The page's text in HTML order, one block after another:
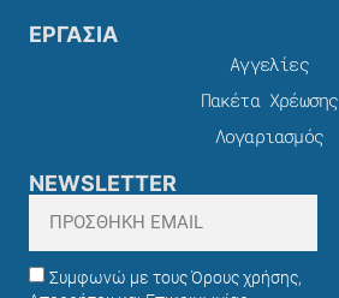
ΕΡΓΑΣΙΑ
Αγγελίες
Πακέτα Χρέωσης​
Λογαριασμός
NEWSLETTER
Συμφωνώ με τους Όρους χρήσης,